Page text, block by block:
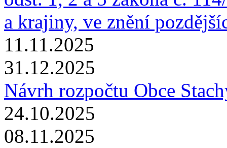
a krajiny, ve znění
11.11.2025
31.12.2025
Návrh rozpočtu Obce
24.10.2025
08.11.2025